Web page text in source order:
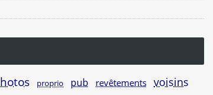
proprio pub revêtements voisins